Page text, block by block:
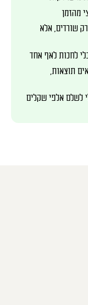
מהזמן
שורדים, אלא
לחכות לאף אחד
תוצאות,
לשלם אלפי שקלים